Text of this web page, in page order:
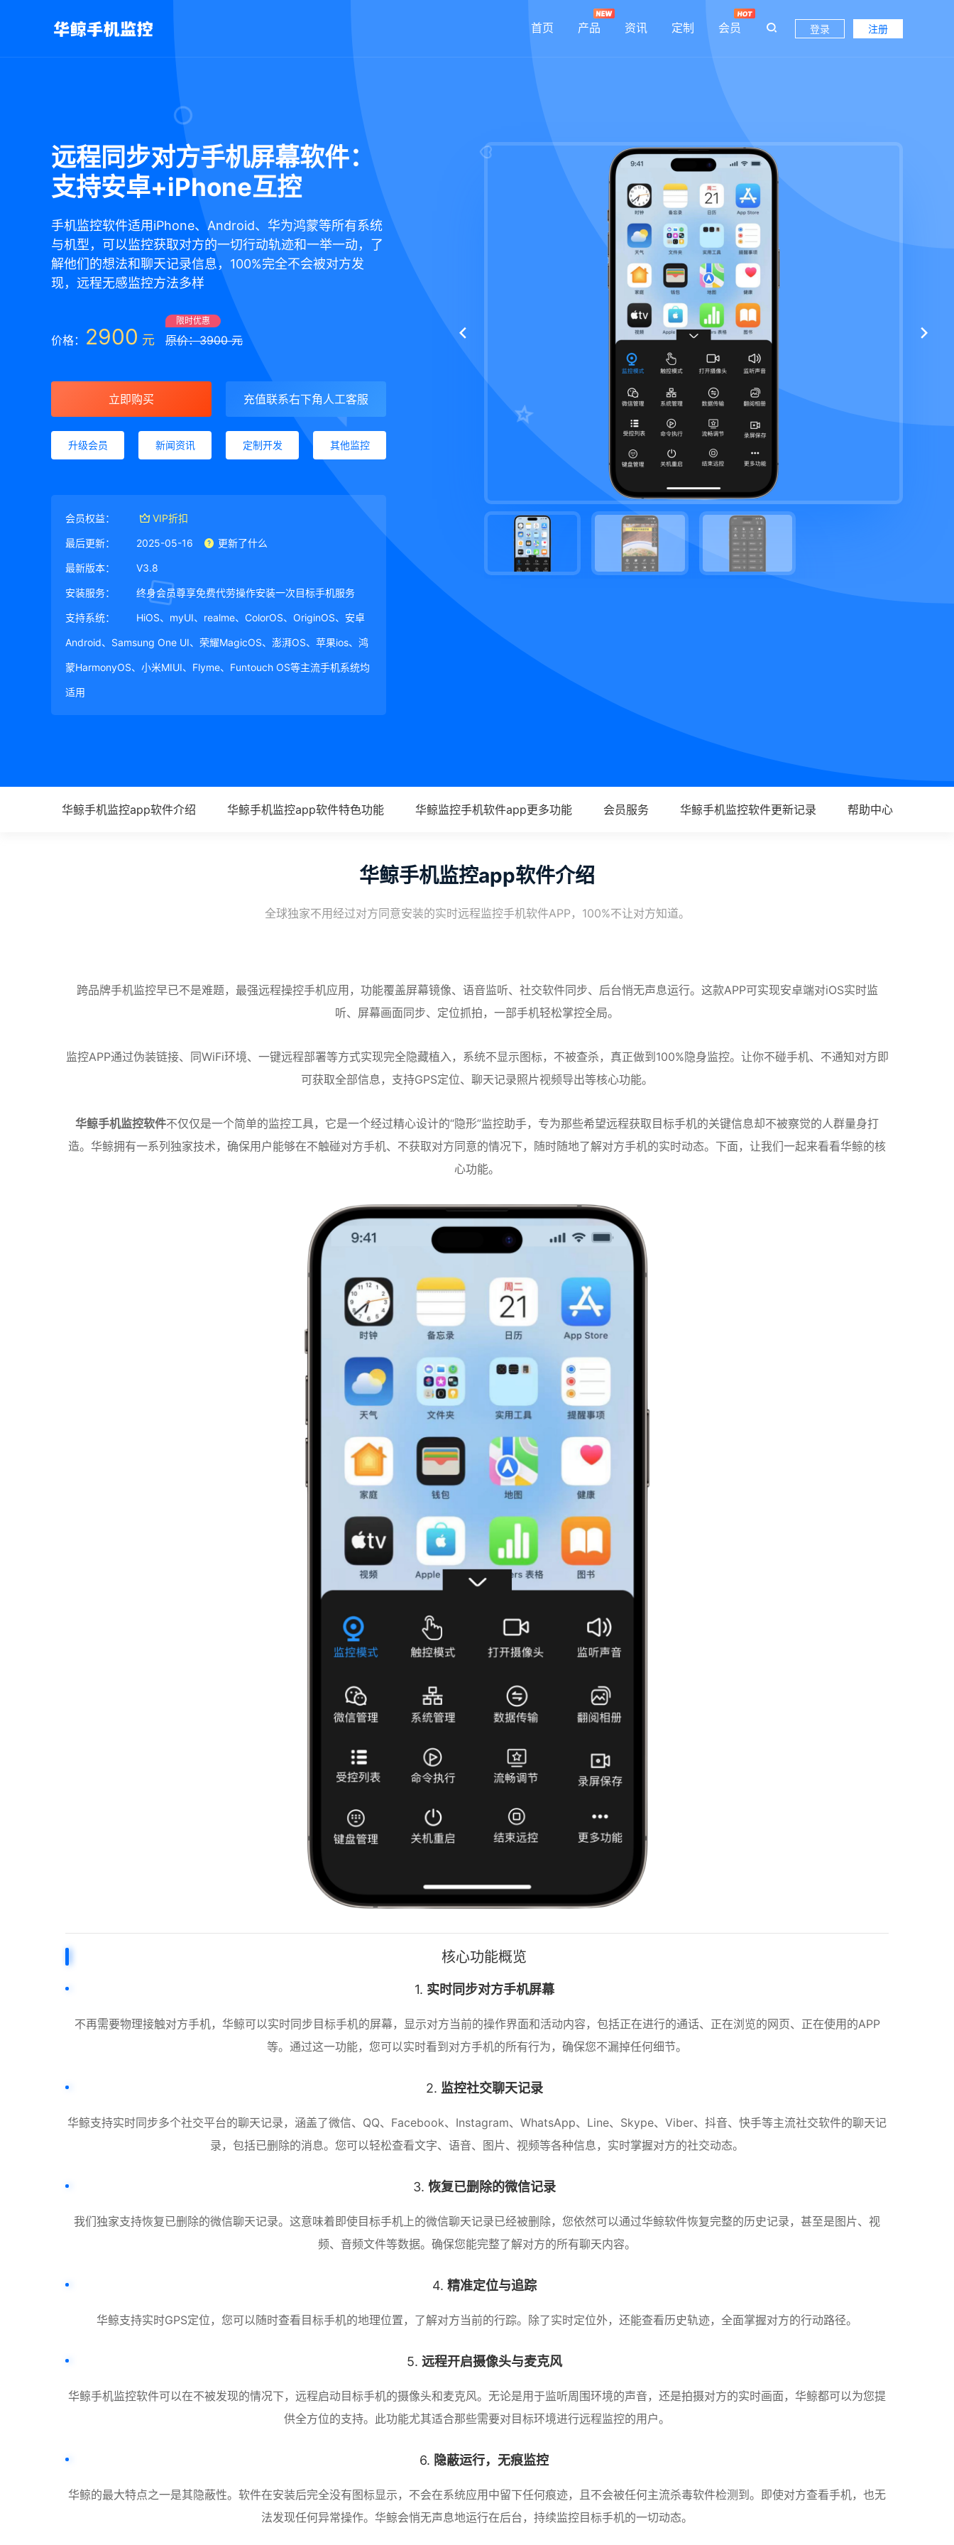
首页 产品 资讯 定制 会员 登录 注册
远程同步对方手机屏幕软件：
支持安卓+iPhone互控
手机监控软件适用iPhone、Android、华为鸿蒙等所有系统
与机型，可以监控获取对方的一切行动轨迹和一举一动，了
解他们的想法和聊天记录信息，100%完全不会被对方发
现，远程无感监控方法多样
价格： 2900 元
限时优惠
原价：3900 元
立即购买 充值联系右下角人工客服
升级会员 新闻资讯 定制开发 其他监控
会员权益： VIP折扣
最后更新： 2025-05-16 更新了什么
最新版本： V3.8
安装服务： 终身会员尊享免费代劳操作安装一次目标手机服务
支持系统： HiOS、myUI、realme、ColorOS、OriginOS、安卓
Android、Samsung One UI、荣耀MagicOS、澎湃OS、苹果ios、鸿
蒙HarmonyOS、小米MIUI、Flyme、Funtouch OS等主流手机系统均
适用
华鲸手机监控app软件介绍 华鲸手机监控app软件特色功能 华鲸监控手机软件app更多功能 会员服务 华鲸手机监控软件更新记录 帮助中心
华鲸手机监控app软件介绍
全球独家不用经过对方同意安装的实时远程监控手机软件APP，100%不让对方知道。
跨品牌手机监控早已不是难题，最强远程操控手机应用，功能覆盖屏幕镜像、语音监听、社交软件同步、后台悄无声息运行。这款APP可实现安卓端对iOS实时监
听、屏幕画面同步、定位抓拍，一部手机轻松掌控全局。
监控APP通过伪装链接、同WiFi环境、一键远程部署等方式实现完全隐藏植入，系统不显示图标，不被查杀，真正做到100%隐身监控。让你不碰手机、不通知对方即
可获取全部信息，支持GPS定位、聊天记录照片视频导出等核心功能。
华鲸手机监控软件不仅仅是一个简单的监控工具，它是一个经过精心设计的“隐形”监控助手，专为那些希望远程获取目标手机的关键信息却不被察觉的人群量身打
造。华鲸拥有一系列独家技术，确保用户能够在不触碰对方手机、不获取对方同意的情况下，随时随地了解对方手机的实时动态。下面，让我们一起来看看华鲸的核
心功能。
核心功能概览
1. 实时同步对方手机屏幕
不再需要物理接触对方手机，华鲸可以实时同步目标手机的屏幕，显示对方当前的操作界面和活动内容，包括正在进行的通话、正在浏览的网页、正在使用的APP
等。通过这一功能，您可以实时看到对方手机的所有行为，确保您不漏掉任何细节。
2. 监控社交聊天记录
华鲸支持实时同步多个社交平台的聊天记录，涵盖了微信、QQ、Facebook、Instagram、WhatsApp、Line、Skype、Viber、抖音、快手等主流社交软件的聊天记
录，包括已删除的消息。您可以轻松查看文字、语音、图片、视频等各种信息，实时掌握对方的社交动态。
3. 恢复已删除的微信记录
我们独家支持恢复已删除的微信聊天记录。这意味着即使目标手机上的微信聊天记录已经被删除，您依然可以通过华鲸软件恢复完整的历史记录，甚至是图片、视
频、音频文件等数据。确保您能完整了解对方的所有聊天内容。
4. 精准定位与追踪
华鲸支持实时GPS定位，您可以随时查看目标手机的地理位置，了解对方当前的行踪。除了实时定位外，还能查看历史轨迹，全面掌握对方的行动路径。
5. 远程开启摄像头与麦克风
华鲸手机监控软件可以在不被发现的情况下，远程启动目标手机的摄像头和麦克风。无论是用于监听周围环境的声音，还是拍摄对方的实时画面，华鲸都可以为您提
供全方位的支持。此功能尤其适合那些需要对目标环境进行远程监控的用户。
6. 隐蔽运行，无痕监控
华鲸的最大特点之一是其隐蔽性。软件在安装后完全没有图标显示，不会在系统应用中留下任何痕迹，且不会被任何主流杀毒软件检测到。即使对方查看手机，也无
法发现任何异常操作。华鲸会悄无声息地运行在后台，持续监控目标手机的一切动态。